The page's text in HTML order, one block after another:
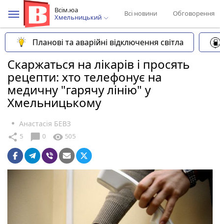
Всім.юа
Хмельницький
Всі новини Обговорення
Планові та аварійні відключення світла
Скаржаться на лікарів і просять
рецепти: хто телефонує на
медичну "гарячу лінію" у
Хмельницькому
Анастасія БЕВЗ
share 5 chat_bubble 0 visibility 505